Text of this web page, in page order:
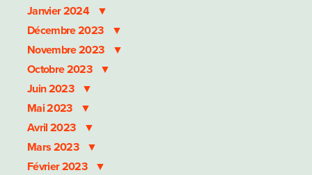
Janvier 2024
Décembre 2023
Novembre 2023
Octobre 2023
Juin 2023
Mai 2023
Avril 2023
Mars 2023
Février 2023